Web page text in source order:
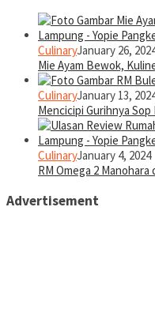
CulinaryJanuary 26,
Mie Ayam Bewok,
CulinaryJanuary 13,
Mencicipi Gurihnya Sop
CulinaryJanuary 4, 2024
RM Omega 2
Advertisement